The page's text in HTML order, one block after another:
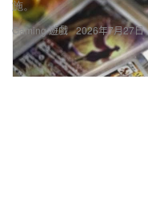
Gaming 遊戲
施。
2026年7月27日